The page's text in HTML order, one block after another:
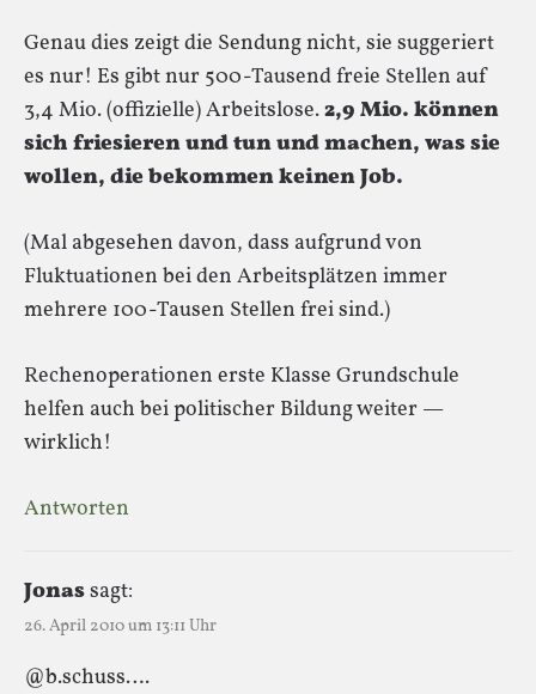
Genau dies zeigt die Sendung nicht, sie suggeriert
es nur! Es gibt nur 500-Tausend freie Stellen auf
3,4 Mio. (offizielle) Arbeitslose.2,9 Mio. können
sich friesieren und tun und machen, was sie
wollen, die bekommen keinen Job.
(Mal abgesehen davon, dass aufgrund von
Fluktuationen bei den Arbeitsplätzen immer
mehrere 100-Tausen Stellen frei sind.)
Rechenoperationen erste Klasse Grundschule
helfen auch bei politischer Bildung weiter —
wirklich!
Antworten
Jonassagt:
26. April 2010 um 13:11 Uhr
@b.schuss….